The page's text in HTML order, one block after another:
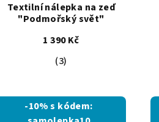
Textilní nálepka na zeď
"Podmořský svět"
1 390 Kč
Průměrné
je
5,0
(3)
-10% s kódem: